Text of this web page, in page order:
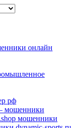
онлайн
рф
мошенники
мошенники